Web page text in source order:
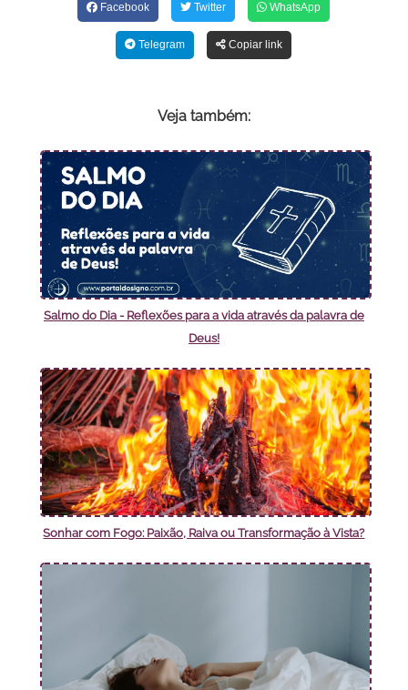
Facebook Twitter WhatsApp
Telegram Copiar link
Veja também:
Salmo do Dia - Reflexões para a vida através da palavra de
Deus!
Sonhar com Fogo: Paixão, Raiva ou Transformação à Vista?